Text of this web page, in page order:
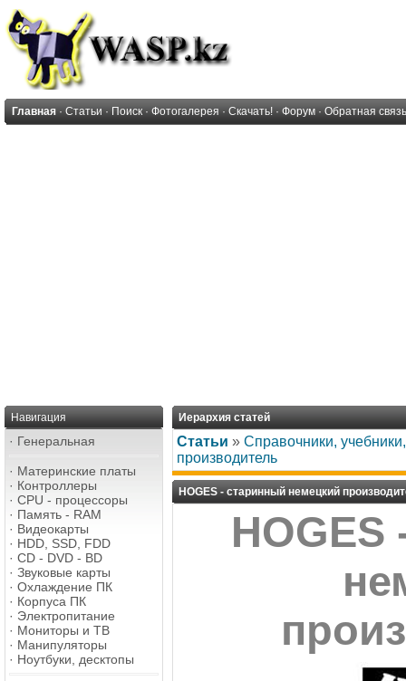
Главная · Статьи · Поиск · Фотогалерея · Скачать! · Форум · Обратная связь
Навигация
· Генеральная
· Материнские платы
· Контроллеры
· CPU - процессоры
· Память - RAM
· Видеокарты
· HDD, SSD, FDD
· CD - DVD - BD
· Звуковые карты
· Охлаждение ПК
· Корпуса ПК
· Электропитание
· Мониторы и ТВ
· Манипуляторы
· Ноутбуки, десктопы
Иерархия статей
Статьи » Справочники,
производитель
HOGES - старинный немецкий